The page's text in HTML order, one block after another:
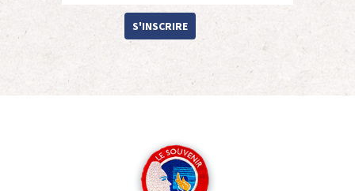
S'INSCRIRE